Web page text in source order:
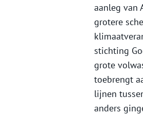
aanleg van
grotere
stichting
grote
toebrengt
lijnen
anders